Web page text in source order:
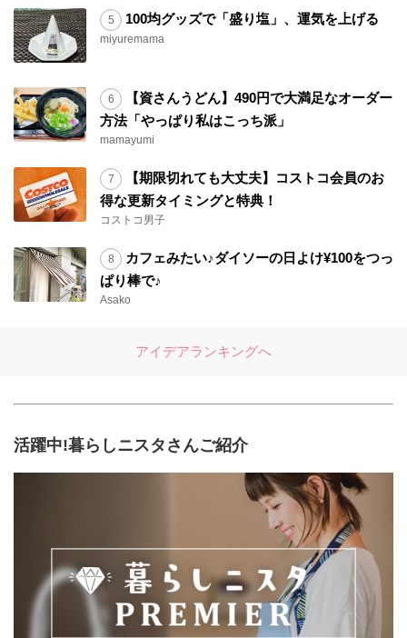
100均グッズで「盛り塩」、運気を上げる
miyuremama
【資さんうどん】490円で大満足なオーダー
方法「やっぱり私はこっち派」
mamayumi
【期限切れても大丈夫】コストコ会員のお
得な更新タイミングと特典！
コストコ男子
カフェみたい♪ダイソーの日よけ¥100をつっ
ぱり棒で♪
Asako
アイデアランキングへ
活躍中!暮らしニスタさんご紹介